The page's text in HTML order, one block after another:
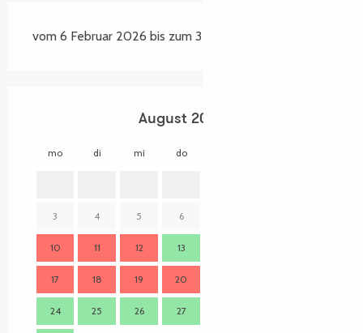
vom 6 Februar 2026 bis zum 3 Januar 2027
August 2026
mo di mi do
3 4 5 6
10 11 12 13
17 18 19 20
24 25 26 27